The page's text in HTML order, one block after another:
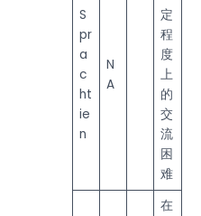
S
pr
a
c
ht
ie
n
N
A
定
程
度
上
的
交
流
困
难
在